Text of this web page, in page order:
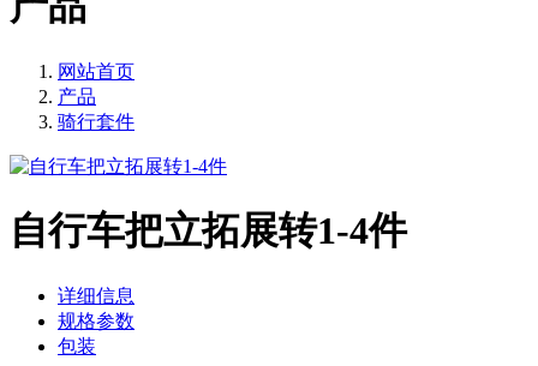
网站首页
产品
骑行套件
自行车把立拓展转1-4件
详细信息
规格参数
包装